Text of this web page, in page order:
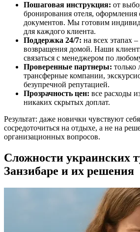
Пошаговая инструкция: от
бронирования отеля, оформления
документов. Мы готовим
для каждого клиента.
Поддержка 24/7: на всех этапах
возвращения домой. Наши
связаться с менеджером по
Проверенные партнеры: только
трансферные компании,
безупречной репутацией.
Прозрачность цен: все расходы
никаких скрытых доплат.
Результат: даже новички чувствуют
сосредоточиться на отдыхе, а не на
организационных вопросов.
Сложности украинских
Занзибаре и их решения